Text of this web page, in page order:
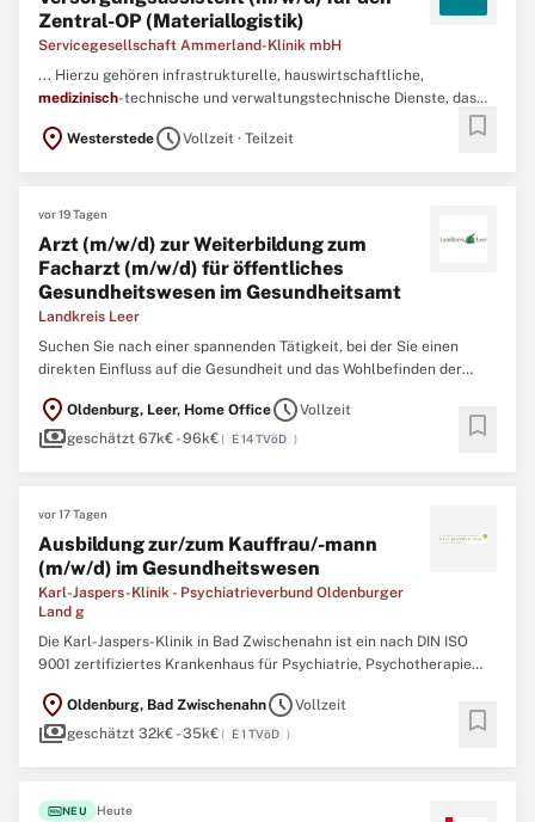
Zentral-OP (Materiallogistik)
Servicegesellschaft Ammerland-Klinik mbH
... Hierzu gehören infrastrukturelle, hauswirtschaftliche,
medizinisch-technische und verwaltungstechnische Dienste, das
technische Gebäude- und Gerätemanagement sowie die ärztliche
Assistenz. ...
location_on WesterstedescheduleVollzeit · Teilzeit bookmark
vor 19 Tagen
Arzt (m/w/d) zur Weiterbildung zum
Facharzt (m/w/d) für öffentliches
Gesundheitswesen im Gesundheitsamt
Landkreis Leer
Suchen Sie nach einer spannenden Tätigkeit, bei der Sie einen
direkten Einfluss auf die Gesundheit und das Wohlbefinden der
Das Gesundheitsamt umfasst dabei die Aufgabenbereiche
amtsärztlicher Dienst, Infektionsschutz, Trink- und
location_on Oldenburg, Leer, Home OfficescheduleVollzeit
paymentsgeschätzt 67k€ - 96k€( E 14 TVöD ) bookmark
vor 17 Tagen
Ausbildung zur/zum Kauffrau/-mann
(m/w/d) im Gesundheitswesen
Karl-Jaspers-Klinik - Psychiatrieverbund Oldenburger
Land g
Die Karl-Jaspers-Klinik in Bad Zwischenahn ist ein nach DIN ISO
9001 zertifiziertes Krankenhaus für Psychiatrie, Psychotherapie
Ammerland, Vechta, Oldenburg, Cloppenburg, Wittmund und
Wesermarsch sowie für die Städte Delmenhorst und Oldenburg ...
location_on Oldenburg, Bad ZwischenahnscheduleVollzeit
paymentsgeschätzt 32k€ - 35k€( E 1 TVöD ) bookmark
fiber_newNEU Heute